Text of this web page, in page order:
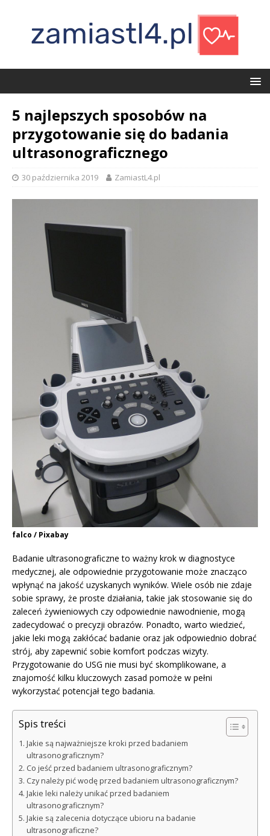
5 najlepszych sposobów na
przygotowanie się do badania
ultrasonograficznego
30 października 2019 ZamiastL4.pl
falco / Pixabay
Badanie ultrasonograficzne to ważny krok w diagnostyce
medycznej, ale odpowiednie przygotowanie może znacząco
wpłynąć na jakość uzyskanych wyników. Wiele osób nie zdaje
sobie sprawy, że proste działania, takie jak stosowanie się do
zaleceń żywieniowych czy odpowiednie nawodnienie, mogą
zadecydować o precyzji obrazów. Ponadto, warto wiedzieć,
jakie leki mogą zakłócać badanie oraz jak odpowiednio dobrać
strój, aby zapewnić sobie komfort podczas wizyty.
Przygotowanie do USG nie musi być skomplikowane, a
znajomość kilku kluczowych zasad pomoże w pełni
wykorzystać potencjał tego badania.
Spis treści
Jakie są najważniejsze kroki przed badaniem
ultrasonograficznym?
Co jeść przed badaniem ultrasonograficznym?
Czy należy pić wodę przed badaniem ultrasonograficznym?
Jakie leki należy unikać przed badaniem
ultrasonograficznym?
Jakie są zalecenia dotyczące ubioru na badanie
ultrasonograficzne?